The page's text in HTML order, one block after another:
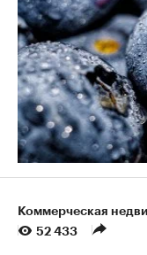
Коммерческая
52 433